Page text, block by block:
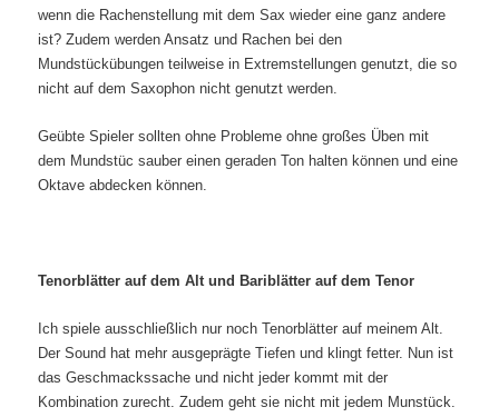
wenn die Rachenstellung mit dem Sax wieder eine ganz andere
ist? Zudem werden Ansatz und Rachen bei den
Mundstückübungen teilweise in Extremstellungen genutzt, die so
nicht auf dem Saxophon nicht genutzt werden.
Geübte Spieler sollten ohne Probleme ohne großes Üben mit
dem Mundstüc sauber einen geraden Ton halten können und eine
Oktave abdecken können.
Tenorblätter auf dem Alt und Bariblätter auf dem Tenor
Ich spiele ausschließlich nur noch Tenorblätter auf meinem Alt.
Der Sound hat mehr ausgeprägte Tiefen und klingt fetter. Nun ist
das Geschmackssache und nicht jeder kommt mit der
Kombination zurecht. Zudem geht sie nicht mit jedem Munstück.